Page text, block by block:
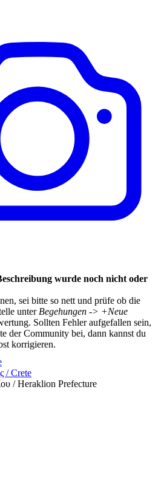
wurde noch nicht oder
sei bitte so nett und prüfe ob die
unter Begehungen -> +Neue
Sollten Fehler aufgefallen sein,
der Community bei, dann kannst du
korrigieren.
/ Crete
/ Heraklion Prefecture